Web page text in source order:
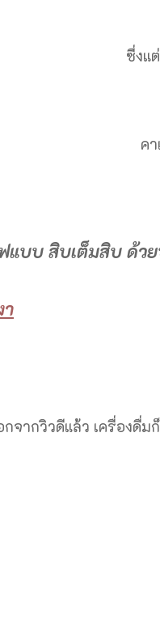
ซื่งแ
ค
แบบ สิบเต็มสิบ ด้ว
กจากวิวดีแล้ว เครื่องดื่ม